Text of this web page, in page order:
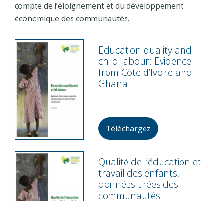
compte de l’éloignement et du développement
économique des communautés.
Education quality and
child labour: Evidence
from Côte d’Ivoire and
Ghana
Téléchargez
Qualité de l’éducation et
travail des enfants,
données tirées des
communautés